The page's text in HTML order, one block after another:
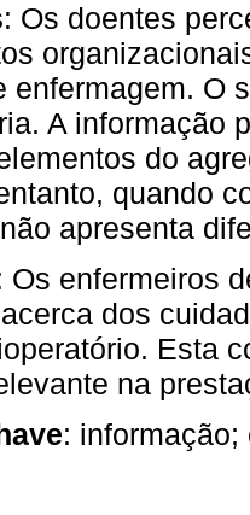
: Os doentes
enfermagem. O
A informação
do
quando
apresenta
Os enfermeiros
dos
Esta
na
: